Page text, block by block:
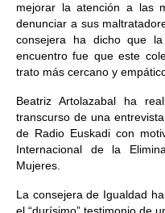
mejorar la atención a las
denunciar a sus
consejera ha dicho que
encuentro fue que este
trato más cercano y
Beatriz Artolazabal ha
transcurso de una
de Radio Euskadi con
Internacional de la
Mujeres.
La consejera de Igualdad